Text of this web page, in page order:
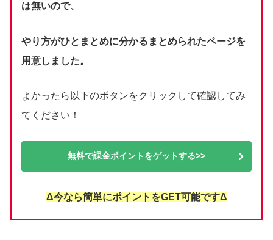
は無いので、
やり方がひとまとめに分かるまとめられたページを
用意しました。
よかったら以下のボタンをクリックして確認してみ
てください！
無料で課金ポイントをゲットする>>
Δ今なら簡単にポイントをGET可能ですΔ